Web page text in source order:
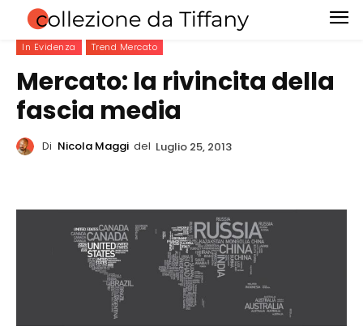
In Evidenza Trend Mercato
Mercato: la rivincita della
fascia media
Di Nicola Maggi del Luglio 25, 2013